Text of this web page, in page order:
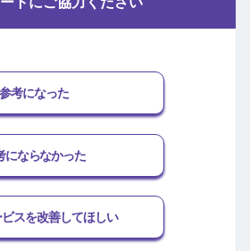
参考になった
にならなかった
スを改善してほしい